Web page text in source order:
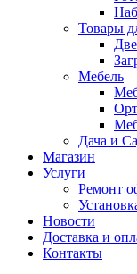
Товары
Мебель
Дача и
Магазин
Услуги
Ремонт
Новости
Доставка и
Контакты